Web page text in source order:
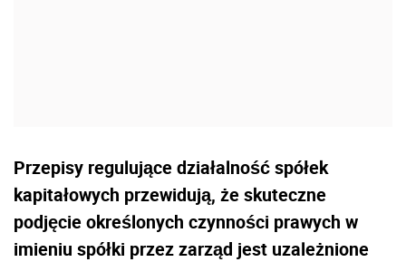
Przepisy regulujące działalność spółek
kapitałowych przewidują, że skuteczne
podjęcie określonych czynności prawych w
imieniu spółki przez zarząd jest uzależnione